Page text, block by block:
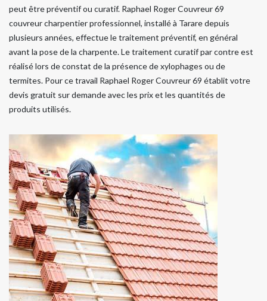
peut être préventif ou curatif. Raphael Roger Couvreur 69
couvreur charpentier professionnel, installé à Tarare depuis
plusieurs années, effectue le traitement préventif, en général
avant la pose de la charpente. Le traitement curatif par contre est
réalisé lors de constat de la présence de xylophages ou de
termites. Pour ce travail Raphael Roger Couvreur 69 établit votre
devis gratuit sur demande avec les prix et les quantités de
produits utilisés.